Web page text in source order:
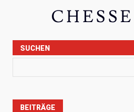
SUCHEN
BEITRÄGE